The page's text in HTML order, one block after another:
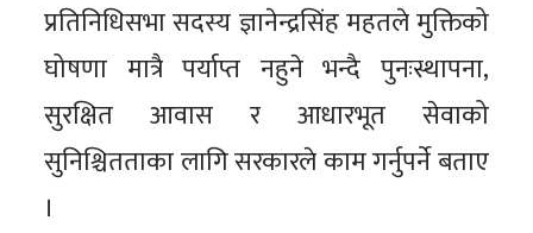
प्रतिनिधिसभा सदस्य ज्ञानेन्द्रसिंह महतले मुक्तिको
घोषणा मात्रै पर्याप्त नहुने भन्दै पुनःस्थापना,
सुरक्षित आवास र आधारभूत सेवाको
सुनिश्चितताका लागि सरकारले काम गर्नुपर्ने बताए
।